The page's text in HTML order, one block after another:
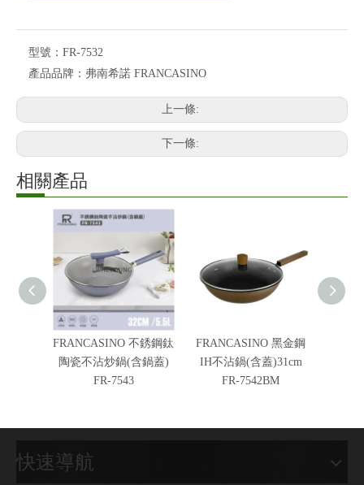
型號： FR-7532
產品品牌： 弗南希諾 FRANCASINO
上一條:
下一條:
相關產品
FRANCASINO 不銹鋼鈦
陶瓷不沾炒鍋(含鍋蓋)
FR-7543
FRANCASINO 黑金鋼
IH不沾鍋(含蓋)31cm
FR-7542BM
快速導航